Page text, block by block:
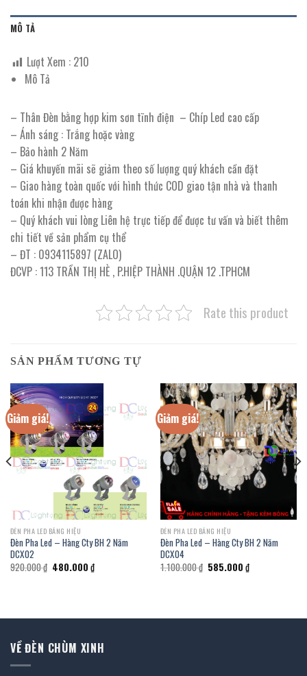
MÔ TẢ
Lượt Xem : 210
Mô Tả
– Thân Đèn bằng hợp kim sơn tĩnh điện – Chíp Led cao cấp
– Ánh sáng : Trắng hoặc vàng
– Bảo hành 2 Năm
– Giá khuyến mãi sẽ giảm theo số lượng quý khách cần đặt
– Giao hàng toàn quốc với hình thức COD giao tận nhà và thanh
toán khi nhận được hàng
– Quý khách vui lòng Liên hệ trực tiếp để được tư vấn và biết thêm
chi tiết về sản phẩm cụ thể
– ĐT : 0934115897 (ZALO)
ĐCVP : 113 TRẦN THỊ HÈ , P.HIỆP THÀNH .QUẬN 12 .TPHCM
Rate this product
SẢN PHẨM TƯƠNG TỰ
Giảm giá!
ĐÈN PHA LED BẢNG HIỆU
Đèn Pha Led – Hàng Cty BH 2 Năm
DCX02
920.000₫ Giá
gốc
480.000 ₫Giá
hiện
Giảm giá!
ĐÈN PHA LED BẢNG HIỆU
Đèn Pha Led – Hàng Cty BH 2 Năm
DCX04
1.100.000₫ Giá
gốc
585.000 ₫Giá
hiện
VỀ ĐÈN CHÙM XINH